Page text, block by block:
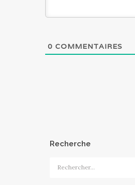
0 COMMENTAIRES
Recherche